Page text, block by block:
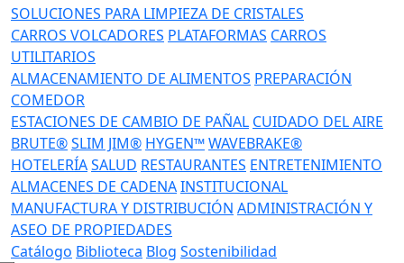
SOLUCIONES PARA LIMPIEZA DE CRISTALES
CARROS VOLCADORES PLATAFORMAS CARROS
UTILITARIOS
ALMACENAMIENTO DE ALIMENTOS PREPARACIÓN
COMEDOR
ESTACIONES DE CAMBIO DE PAÑAL CUIDADO DEL AIRE
BRUTE®SLIM JIM® HYGEN™WAVEBRAKE®
HOTELERÍASALUD RESTAURANTES ENTRETENIMIENTO
ALMACENES DE CADENAINSTITUCIONAL
MANUFACTURA Y DISTRIBUCIÓN ADMINISTRACIÓN Y
ASEO DE PROPIEDADES
Catálogo Biblioteca Blog Sostenibilidad